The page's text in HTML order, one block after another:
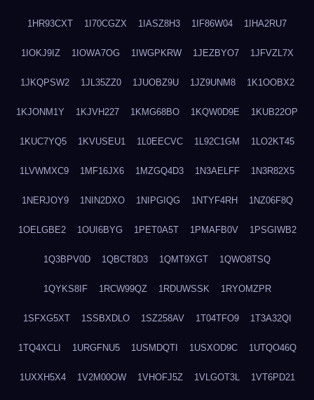
1HR93CXT 1I70CGZX 1IASZ8H3 1IF86W04 1IHA2RU7
1IOKJ9IZ 1IOWA7OG 1IWGPKRW 1JEZBYO7 1JFVZL7X
1JKQPSW2 1JL35ZZ0 1JUOBZ9U 1JZ9UNM8 1K1OOBX2
1KJONM1Y 1KJVH227 1KMG68BO 1KQW0D9E 1KUB22OP
1KUC7YQ5 1KVUSEU1 1L0EECVC 1L92C1GM 1LO2KT45
1LVWMXC9 1MF16JX6 1MZGQ4D3 1N3AELFF 1N3R82X5
1NERJOY9 1NIN2DXO 1NIPGIQG 1NTYF4RH 1NZ06F8Q
1OELGBE2 1OUI6BYG 1PET0A5T 1PMAFB0V 1PSGIWB2
1Q3BPV0D 1QBCT8D3 1QMT9XGT 1QWO8TSQ
1QYKS8IF 1RCW99QZ 1RDUWSSK 1RYOMZPR
1SFXG5XT 1SSBXDLO 1SZ258AV 1T04TFO9 1T3A32QI
1TQ4XCLI 1URGFNU5 1USMDQTI 1USXOD9C 1UTQO46Q
1UXXH5X4 1V2M00OW 1VHOFJ5Z 1VLGOT3L 1VT6PD21